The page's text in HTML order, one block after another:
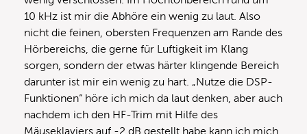
10 kHz ist mir die Abhöre ein wenig zu laut. Also
nicht die feinen, obersten Frequenzen am Rande des
Hörbereichs, die gerne für Luftigkeit im Klang
sorgen, sondern der etwas härter klingende Bereich
darunter ist mir ein wenig zu hart. „Nutze die DSP-
Funktionen“ höre ich mich da laut denken, aber auch
nachdem ich den HF-Trim mit Hilfe des